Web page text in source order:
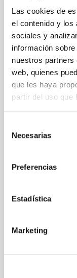
Las cookies de
el contenido y los
sociales y
información
nuestros
web, quienes
que les haya
partir del uso que
Necesarias
Preferencias
Estadística
Marketing